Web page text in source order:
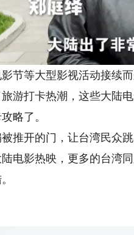
等大型影视活动接续而
游打卡热潮，这些大陆
略了。
开的门，让台湾民众跳
电影热映，更多的台湾